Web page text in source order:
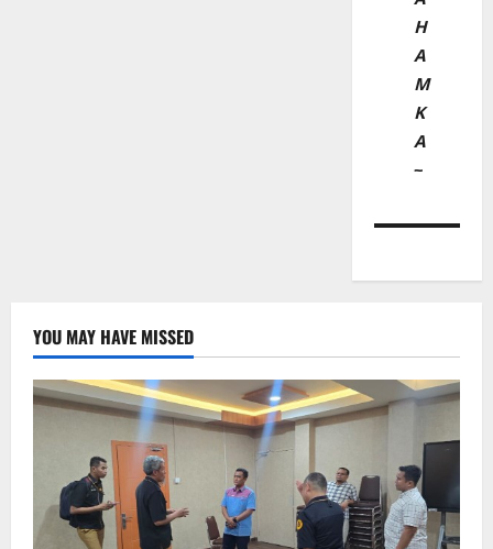
H
A
M
K
A
~
YOU MAY HAVE MISSED